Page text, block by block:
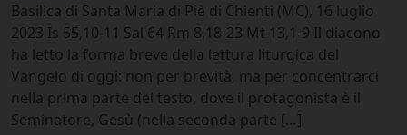
Basilica di Santa Maria di Piè di Chienti (MC), 16 luglio
2023 Is 55,10-11 Sal 64 Rm 8,18-23 Mt 13,1-9 Il diacono
ha letto la forma breve della lettura liturgica del
Vangelo di oggi: non per brevità, ma per concentrarci
nella prima parte del testo, dove il protagonista è il
Seminatore, Gesù (nella seconda parte […]